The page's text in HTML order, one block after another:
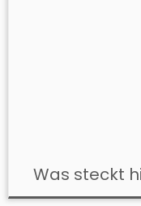
Was steckt